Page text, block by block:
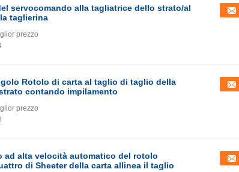
servocomando alla tagliatrice dello strato/al
taglierina
prezzo
Rotolo di carta al taglio di taglio della
contando impilamento
prezzo
ad alta velocità automatico del rotolo
di Sheeter della carta allinea il taglio